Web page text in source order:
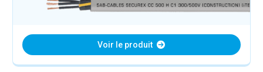
Voir le produit